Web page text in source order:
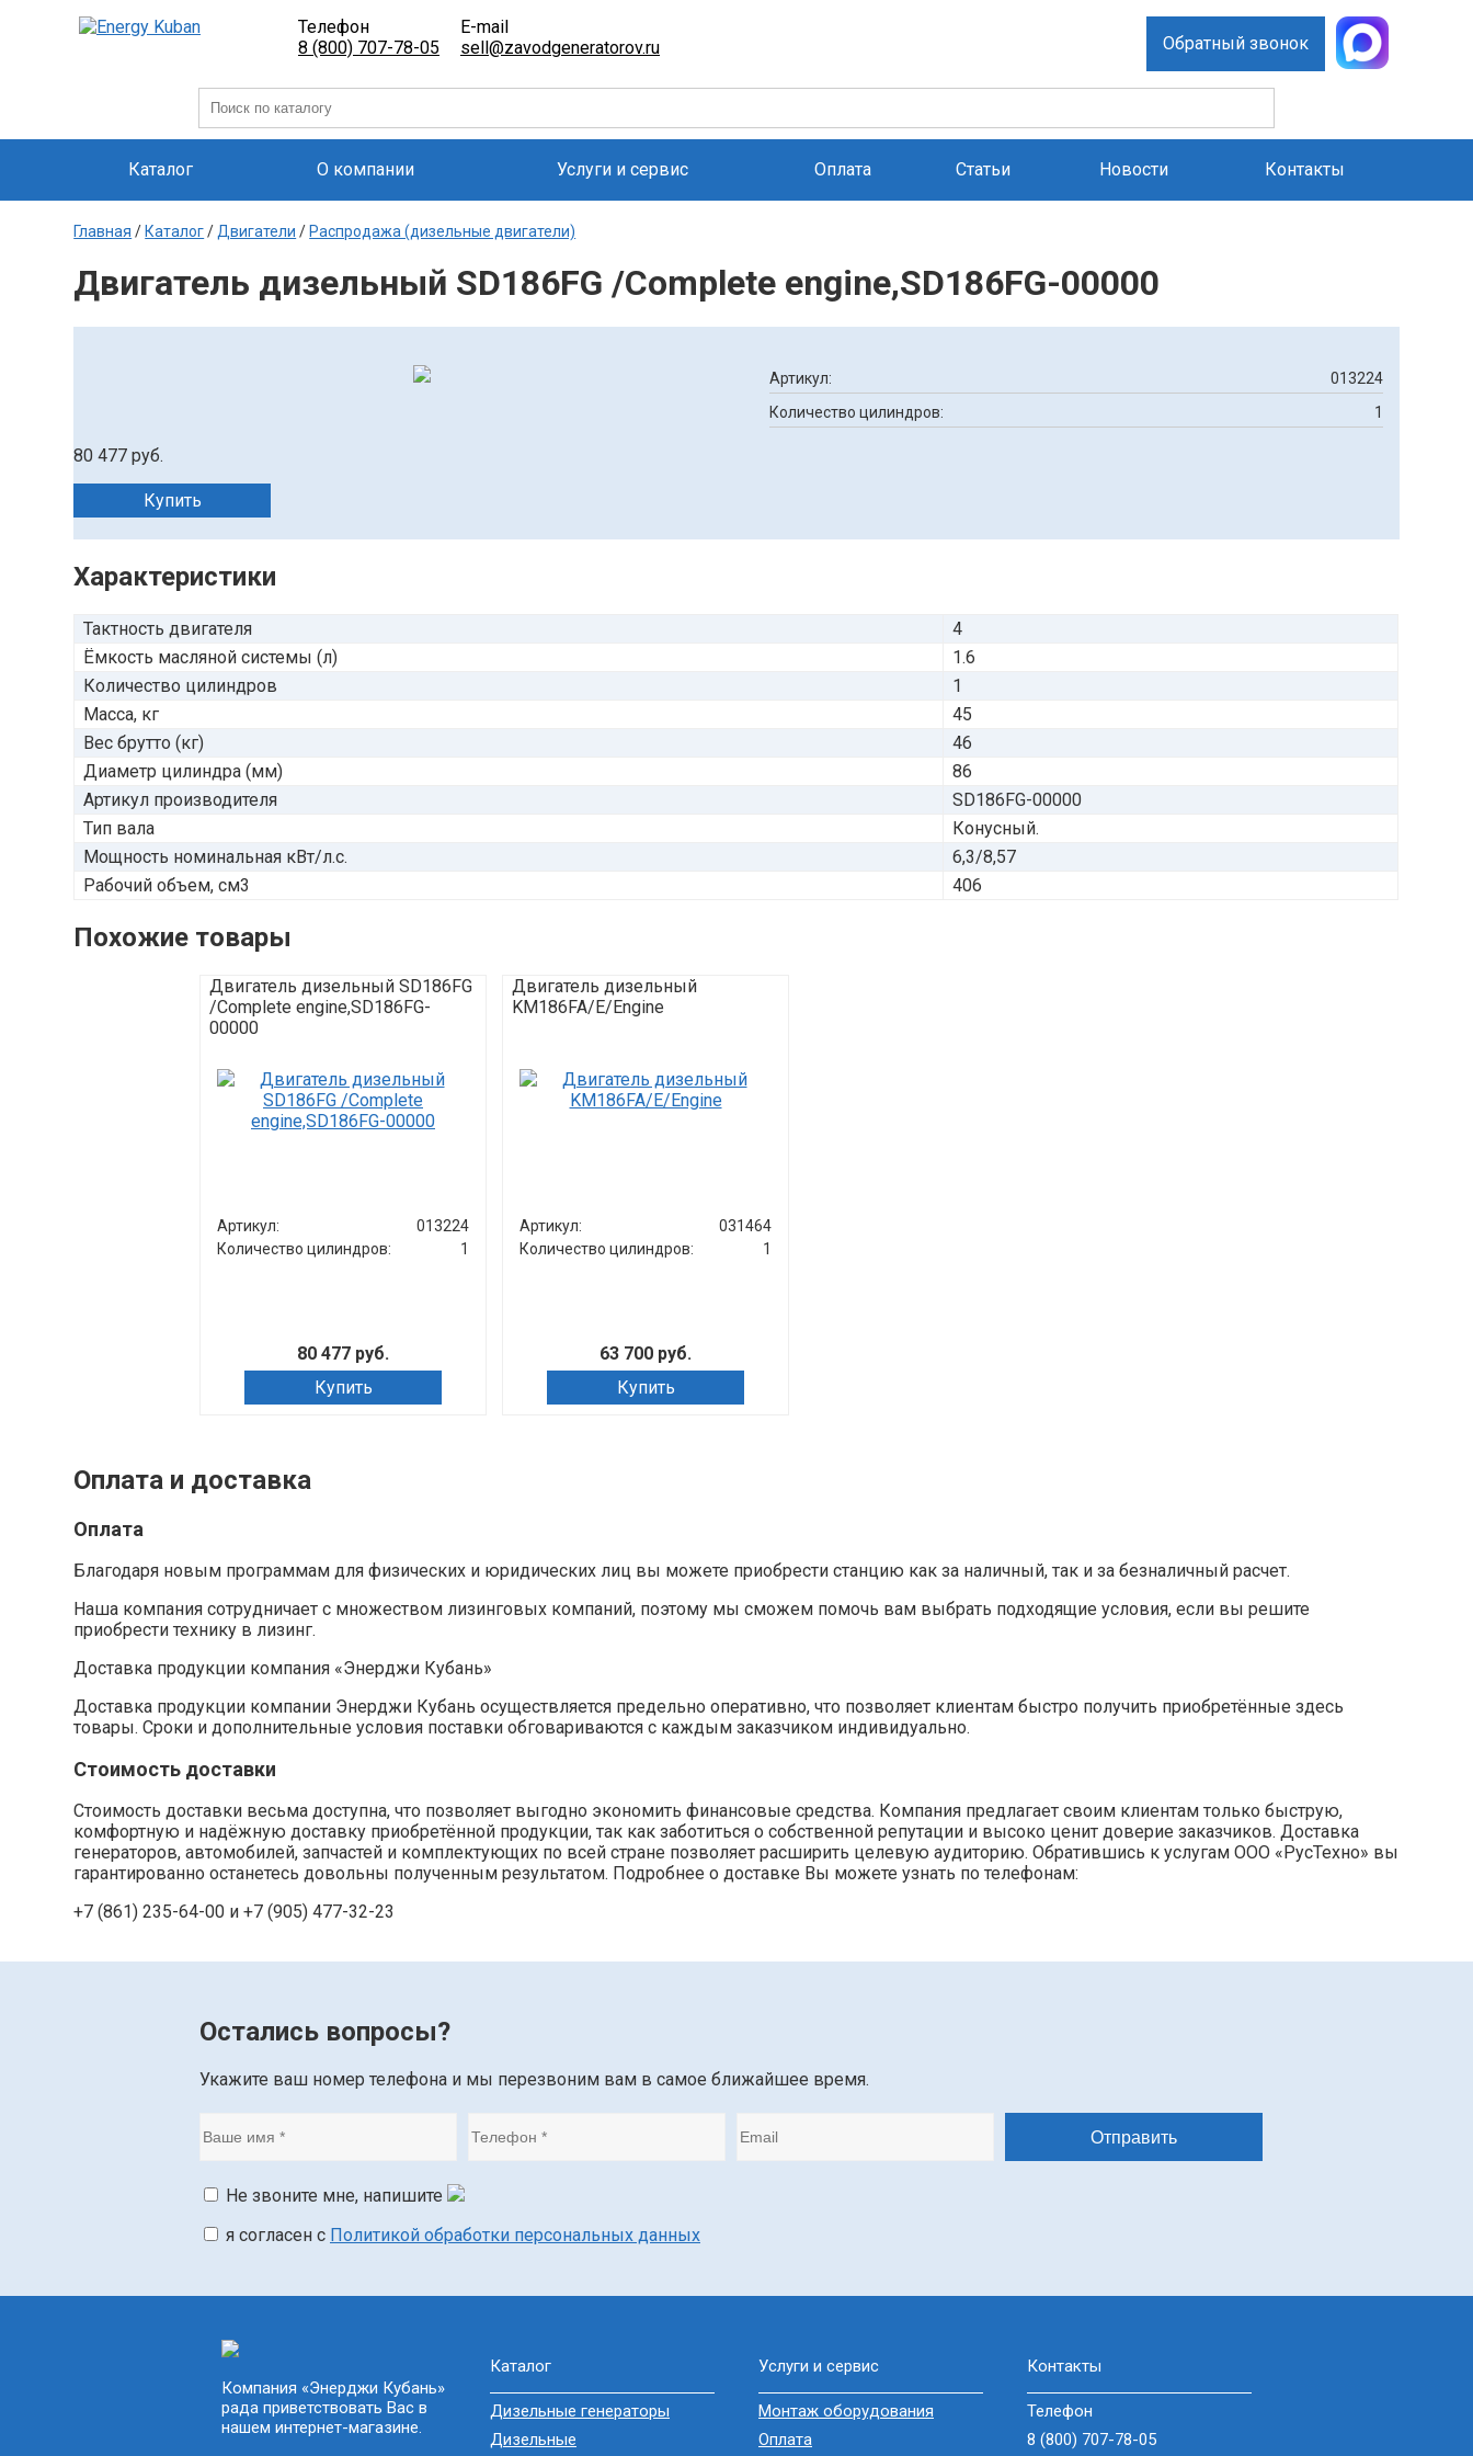
Телефон
8 (800) 707-78-05
E-mail
sell@zavodgeneratorov.ru
Обратный звонок
Каталог О компании Услуги и сервис Оплата Статьи Новости Контакты
Главная / Каталог/ Двигатели / Распродажа (дизельные двигатели)
Двигатель дизельный SD186FG /Complete engine,SD186FG-00000
Артикул:
013224
Количество цилиндров:
1
80 477 руб.
Купить
Характеристики
Тактность двигателя
4
Ёмкость масляной системы (л)
1.6
Количество цилиндров
1
Масса, кг
45
Вес брутто (кг)
46
Диаметр цилиндра (мм)
86
Артикул производителя
SD186FG-00000
Тип вала
Конусный.
Мощность номинальная кВт/л.с.
6,3/8,57
Рабочий объем, см3
406
Похожие товары
Двигатель дизельный SD186FG
/Complete engine,SD186FG-
00000
Артикул:
013224
Количество цилиндров:
1
80 477 руб.
Купить
Двигатель дизельный
KM186FA/E/Engine
Артикул:
031464
Количество цилиндров:
1
63 700 руб.
Купить
Оплата и доставка
Оплата
Благодаря новым программам для физических и юридических лиц вы можете приобрести станцию как за наличный, так и за безналичный расчет.
Наша компания сотрудничает с множеством лизинговых компаний, поэтому мы сможем помочь вам выбрать подходящие условия, если вы решите
приобрести технику в лизинг.
Доставка продукции компания «Энерджи Кубань»
Доставка продукции компании Энерджи Кубань осуществляется предельно оперативно, что позволяет клиентам быстро получить приобретённые здесь
товары. Сроки и дополнительные условия поставки обговариваются с каждым заказчиком индивидуально.
Стоимость доставки
Стоимость доставки весьма доступна, что позволяет выгодно экономить финансовые средства. Компания предлагает своим клиентам только быструю,
комфортную и надёжную доставку приобретённой продукции, так как заботиться о собственной репутации и высоко ценит доверие заказчиков. Доставка
генераторов, автомобилей, запчастей и комплектующих по всей стране позволяет расширить целевую аудиторию. Обратившись к услугам ООО «РусТехно» вы
гарантированно останетесь довольны полученным результатом. Подробнее о доставке Вы можете узнать по телефонам:
+7 (861) 235-64-00 и+7 (905) 477-32-23
Остались вопросы?
Укажите ваш номер телефона и мы перезвоним вам в самое ближайшее время.
Не звоните мне, напишите
я согласен с Политикой обработки персональных данных
Компания «Энерджи Кубань»
рада приветствовать Вас в
нашем интернет-магазине.
Каталог
Дизельные генераторы
Дизельные
Услуги и сервис
Монтаж оборудования
Оплата
Контакты
Телефон
8 (800) 707-78-05